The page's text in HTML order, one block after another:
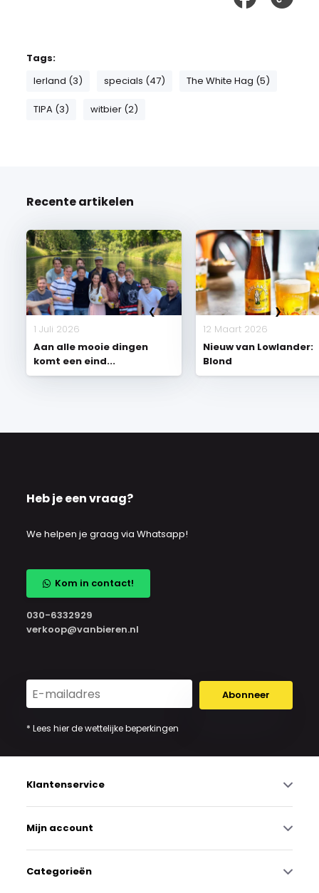
Tags:
Ierland (3)
specials (47) The White Hag (5)
TIPA (3) witbier (2)
Recente artikelen
1 Juli 2026
Aan alle mooie dingen
komt een eind...
12 Maart 2026
Nieuw van Lowlander:
Blond
Heb je een vraag?
We helpen je graag via Whatsapp!
Kom in contact!
030-6332929
verkoop@vanbieren.nl
Abonneer
* Lees hier de wettelijke beperkingen
Klantenservice
Mijn account
Categorieën